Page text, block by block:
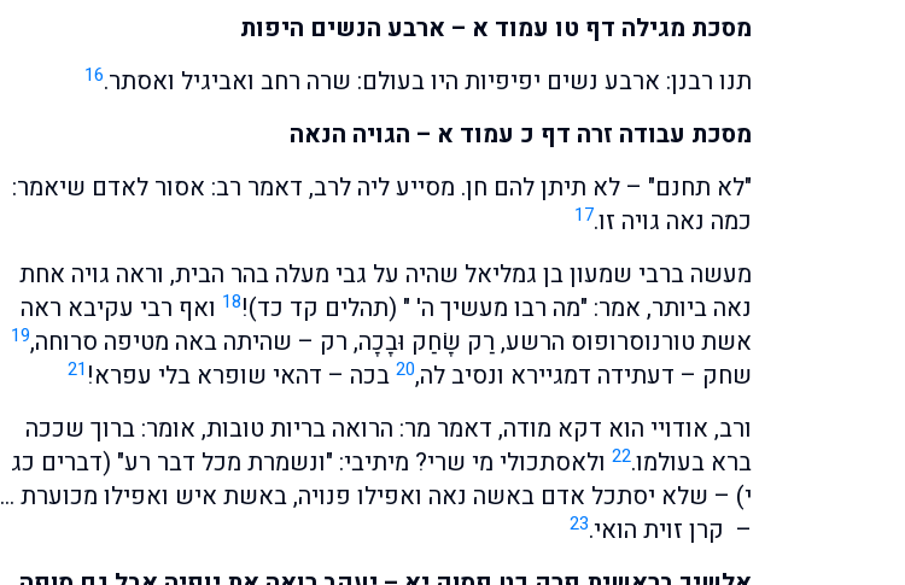
מסכת מגילה דף טו עמוד א – ארבע הנשים היפות
תנו רבנן: ארבע נשים יפיפיות היו בעולם: שרה רחב ואביגיל ואסתר.16
מסכת עבודה זרה דף כ עמוד א – הגויה הנאה
"לא תחנם" – לא תיתן להם חן. מסייע ליה לרב, דאמר רב: אסור לאדם שיאמר:
כמה נאה גויה זו.17
מעשה ברבי שמעון בן גמליאל שהיה על גבי מעלה בהר הבית, וראה גויה אחת
נאה ביותר, אמר: "מה רבו מעשיך ה' " (תהלים קד כד)!18 ואף רבי עקיבא ראה
אשת טורנוסרופוס הרשע, רַק שָׂחַק וּבָכָה, רק – שהיתה באה מטיפה סרוחה,19
שחק – דעתידה דמגיירא ונסיב לה,20 בכה – דהאי שופרא בלי עפרא!21
ורב, אודויי הוא דקא מודה, דאמר מר: הרואה בריות טובות, אומר: ברוך שככה
ברא בעולמו.22 ולאסתכולי מי שרי? מיתיבי: "ונשמרת מכל דבר רע" (דברים כג
י) – שלא יסתכל אדם באשה נאה ואפילו פנויה, באשת איש ואפילו מכוערת …
– קרן זוית הואי.23